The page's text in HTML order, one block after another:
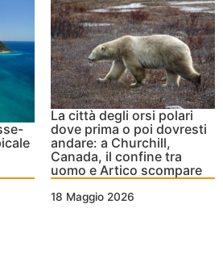
La città degli orsi polari
dove prima o poi dovresti
andare: a Churchill,
Canada, il confine tra
uomo e Artico scompare
18 Maggio 2026